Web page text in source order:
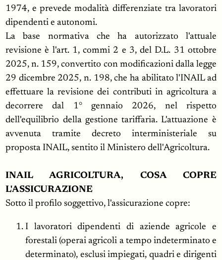
1974, e prevede modalità differenziate tra lavoratori
dipendenti e autonomi.
La base normativa che ha autorizzato l'attuale
revisione è l'art. 1, commi 2 e 3, del D.L. 31 ottobre
2025, n. 159, convertito con modificazioni dalla legge
29 dicembre 2025, n. 198, che ha abilitato l'INAIL ad
effettuare la revisione dei contributi in agricoltura a
decorrere dal 1° gennaio 2026, nel rispetto
dell'equilibrio della gestione tariffaria. L'attuazione è
avvenuta tramite decreto interministeriale su
proposta INAIL, sentito il Ministero dell'Agricoltura.
INAIL AGRICOLTURA, COSA COPRE
L'ASSICURAZIONE
Sotto il profilo soggettivo, l'assicurazione copre:
I lavoratori dipendenti di aziende agricole e
forestali (operai agricoli a tempo indeterminato e
determinato), esclusi impiegati, quadri e dirigenti